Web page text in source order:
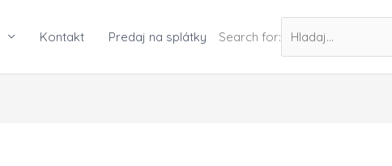
Kontakt Predaj na splátky Search for: